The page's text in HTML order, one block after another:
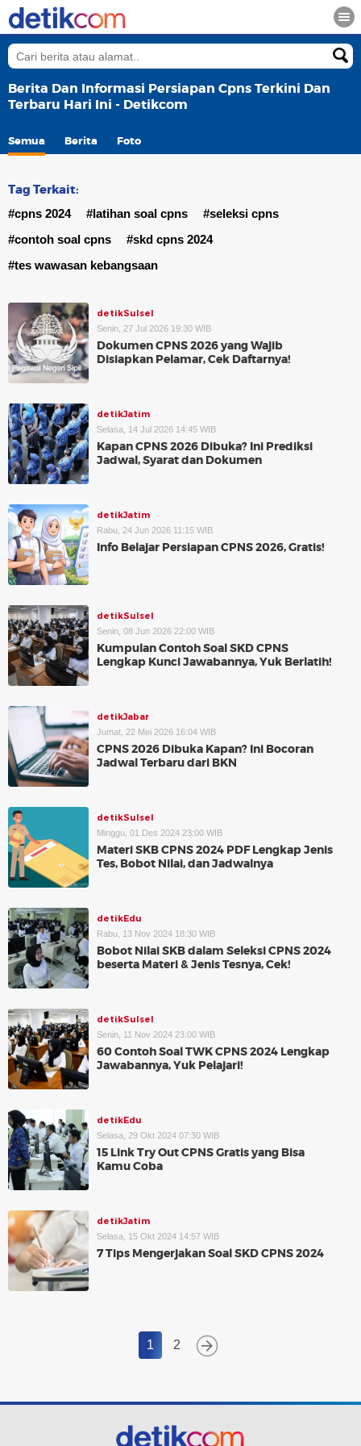
Berita Dan Informasi Persiapan Cpns Terkini Dan
Terbaru Hari Ini - Detikcom
Semua Berita Foto
Tag Terkait:
#cpns 2024 #latihan soal cpns
#seleksi cpns
#contoh soal cpns
#skd cpns 2024
#tes wawasan kebangsaan
detikSulsel
Senin, 27 Jul 2026 19:30 WIB
Dokumen CPNS 2026 yang Wajib
Disiapkan Pelamar, Cek Daftarnya!
detikJatim
Selasa, 14 Jul 2026 14:45 WIB
Kapan CPNS 2026 Dibuka? Ini Prediksi
Jadwal, Syarat dan Dokumen
detikJatim
Rabu, 24 Jun 2026 11:15 WIB
Info Belajar Persiapan CPNS 2026, Gratis!
detikSulsel
Senin, 08 Jun 2026 22:00 WIB
Kumpulan Contoh Soal SKD CPNS
Lengkap Kunci Jawabannya, Yuk Berlatih!
detikJabar
Jumat, 22 Mei 2026 16:04 WIB
CPNS 2026 Dibuka Kapan? Ini Bocoran
Jadwal Terbaru dari BKN
detikSulsel
Minggu, 01 Des 2024 23:00 WIB
Materi SKB CPNS 2024 PDF Lengkap Jenis
Tes, Bobot Nilai, dan Jadwalnya
detikEdu
Rabu, 13 Nov 2024 18:30 WIB
Bobot Nilai SKB dalam Seleksi CPNS 2024
beserta Materi & Jenis Tesnya, Cek!
detikSulsel
Senin, 11 Nov 2024 23:00 WIB
60 Contoh Soal TWK CPNS 2024 Lengkap
Jawabannya, Yuk Pelajari!
detikEdu
Selasa, 29 Okt 2024 07:30 WIB
15 Link Try Out CPNS Gratis yang Bisa
Kamu Coba
detikJatim
Selasa, 15 Okt 2024 14:57 WIB
7 Tips Mengerjakan Soal SKD CPNS 2024
1 2